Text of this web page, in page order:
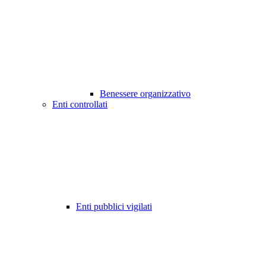
Benessere organizzativo
Enti controllati
Enti pubblici vigilati